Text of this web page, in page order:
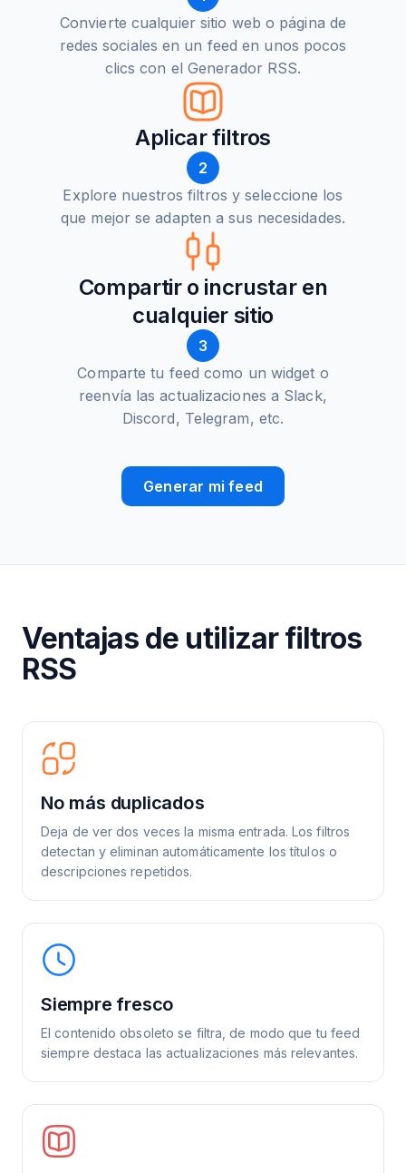
Convierte cualquier sitio web o página de
redes sociales en un feed en unos pocos
clics con el Generador RSS.
Aplicar filtros
2
Explore nuestros filtros y seleccione los
que mejor se adapten a sus necesidades.
Compartir o incrustar en
cualquier sitio
3
Comparte tu feed como un widget o
reenvía las actualizaciones a Slack,
Discord, Telegram, etc.
Generar mi feed
Ventajas de utilizar filtros
RSS
No más duplicados
Deja de ver dos veces la misma entrada. Los filtros
detectan y eliminan automáticamente los títulos o
descripciones repetidos.
Siempre fresco
El contenido obsoleto se filtra, de modo que tu feed
siempre destaca las actualizaciones más relevantes.